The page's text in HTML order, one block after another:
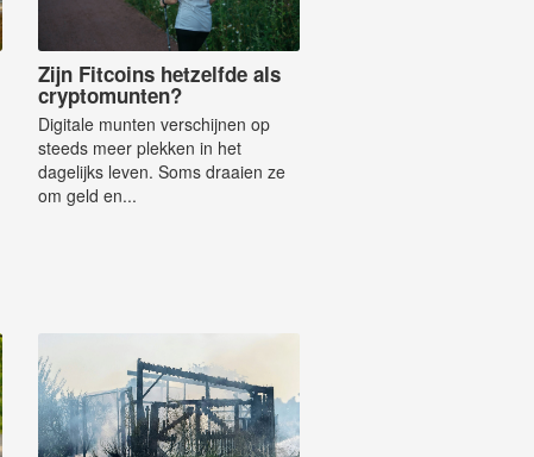
Zijn Fitcoins hetzelfde als
cryptomunten?
Digitale munten verschijnen op
steeds meer plekken in het
dagelijks leven. Soms draaien ze
om geld en...